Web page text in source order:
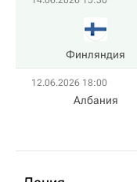
Финляндия
12.06.2026 18:00
Албания